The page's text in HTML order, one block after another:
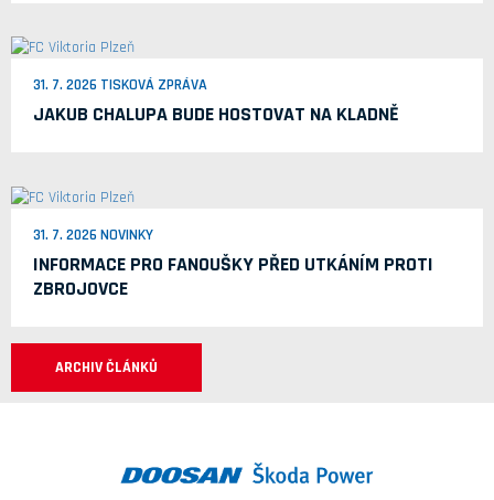
31. 7. 2026 TISKOVÁ ZPRÁVA
JAKUB CHALUPA BUDE HOSTOVAT NA KLADNĚ
31. 7. 2026 NOVINKY
INFORMACE PRO FANOUŠKY PŘED UTKÁNÍM PROTI
ZBROJOVCE
ARCHIV ČLÁNKŮ